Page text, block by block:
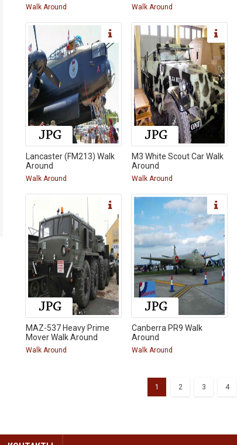
Walk Around Walk Around
Lancaster (FM213) Walk
Around
Walk Around
M3 White Scout Car Walk
Around
Walk Around
MAZ-537 Heavy Prime
Mover Walk Around
Walk Around
Canberra PR9 Walk
Around
Walk Around
1 2 3 4